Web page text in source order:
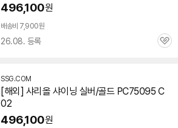
496,100원
배송비 7,900원
26.08. 등록
관
SSG.COM
[해외] 샤리올 샤이닝 실버/골드 PC75095 C
02
496,100원